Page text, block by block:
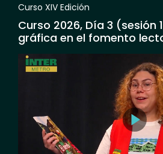
Curso XIV Edición
Curso 2026, Día 3 (sesión
gráfica en el fomento